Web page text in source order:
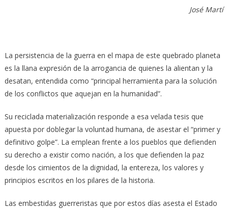
José Martí
La persistencia de la guerra en el mapa de este quebrado planeta
es la llana expresión de la arrogancia de quienes la alientan y la
desatan, entendida como “principal herramienta para la solución
de los conflictos que aquejan en la humanidad”.
Su reciclada materialización responde a esa velada tesis que
apuesta por doblegar la voluntad humana, de asestar el “primer y
definitivo golpe”. La emplean frente a los pueblos que defienden
su derecho a existir como nación, a los que defienden la paz
desde los cimientos de la dignidad, la entereza, los valores y
principios escritos en los pilares de la historia.
Las embestidas guerreristas que por estos días asesta el Estado